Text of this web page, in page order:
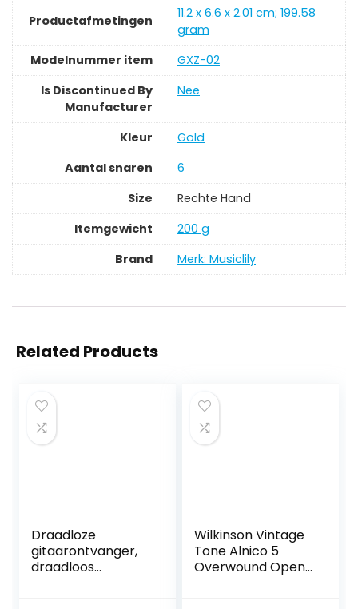
Productafmetingen
‎11.2 x 6.6 x 2.01 cm; 199.58
gram
Modelnummer item
‎GXZ-02
Is Discontinued By
Manufacturer
‎Nee
Kleur
‎Gold
Aantal snaren
‎6
Size
‎Rechte Hand
Itemgewicht
‎200 g
Brand
Merk: Musiclily
Related Products
Draadloze
gitaarontvanger,
draadloos
Wilkinson Vintage
Tone Alnico 5
Overwound Open